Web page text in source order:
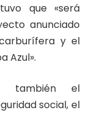
que «será
anunciado
y el
Azul».
también el
social, el